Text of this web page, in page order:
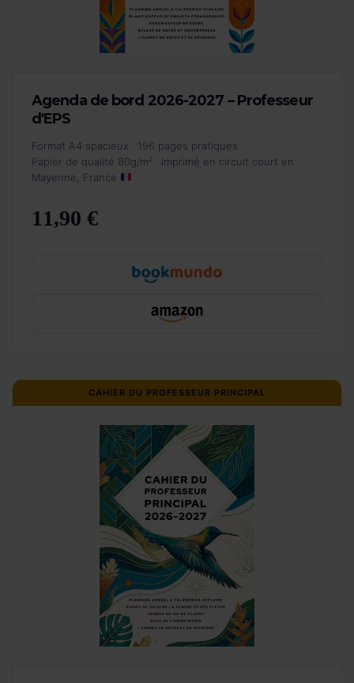
Agenda de bord 2026-2027 – Professeur
d'EPS
Format A4 spacieux · 196 pages pratiques
Papier de qualité 80g/m² · Imprimé en circuit court en
Mayenne, France
11,90 €
CAHIER DU PROFESSEUR PRINCIPAL